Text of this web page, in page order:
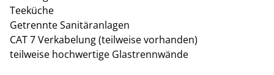
inkl. Strom und Heizung
Tiefgaragenstellplätze ab € 136,48/netto/Monat zzgl.
Saisonzuschlag von Nov. bis einschl. März
Teeküche
Getrennte Sanitäranlagen
CAT 7 Verkabelung (teilweise vorhanden)
teilweise hochwertige Glastrennwände